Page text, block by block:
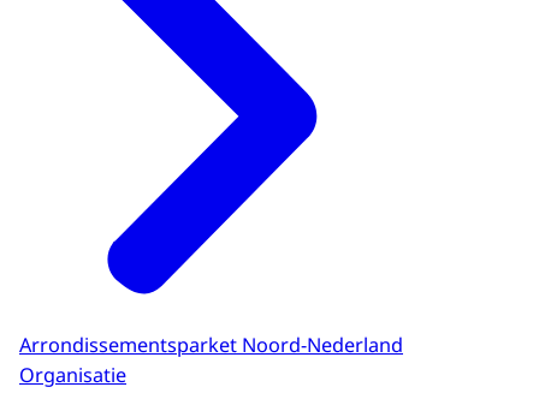
Arrondissementsparket Noord-Nederland
Organisatie